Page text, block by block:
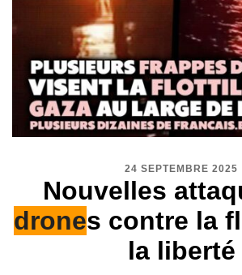
24 SEPTEMBRE 2025
Nouvelles
drones contre la
la liberté